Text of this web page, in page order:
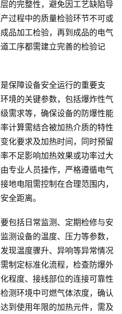
的完整性，避免因工艺缺陷导
过程中的质量检验环节不可或
品加工检验，再到成品的电气
工序都需建立完善的检验记
保障设备安全运行的重要支
境的关键参数，包括爆炸性气
需求等，确保设备的防爆性能
计算需结合被加热介质的特性
化要求及加热时间，同时预留
不足影响加热效果或功率过大
专业人员操作，严格遵循电气
地电阻需控制在合理范围内，
全距离。
包括日常监测、定期检修与安
测设备的温度、压力等参数，
现温度骤升、异响等异常情况
制定标准化流程，检查防爆外
程度、接线部位的连接可靠性
测环境中可燃气体浓度，确认
到使用年限的加热元件，需及